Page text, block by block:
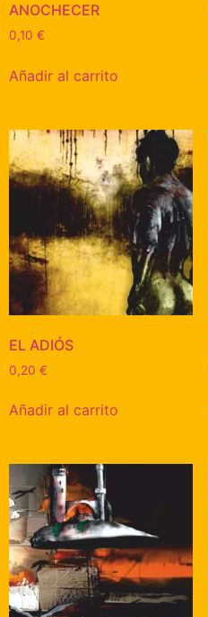
ANOCHECER
0,10 €
Añadir al carrito
EL ADIÓS
0,20 €
Añadir al carrito